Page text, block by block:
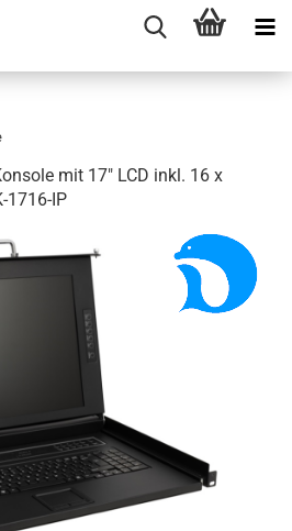
mit 17" LCD inkl. 16 x
1716-IP